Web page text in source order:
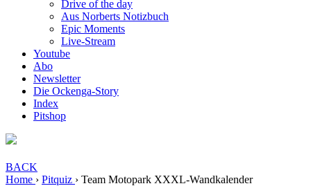
Drive of the day
Aus Norberts Notizbuch
Epic Moments
Live-Stream
Youtube
Abo
Newsletter
Die Ockenga-Story
Index
Pitshop
BACK
Home › Pitquiz › Team Motopark XXXL-Wandkalender